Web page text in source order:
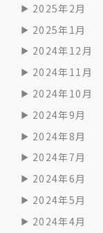
2025年2月
2025年1月
2024年12月
2024年11月
2024年10月
2024年9月
2024年8月
2024年7月
2024年6月
2024年5月
2024年4月